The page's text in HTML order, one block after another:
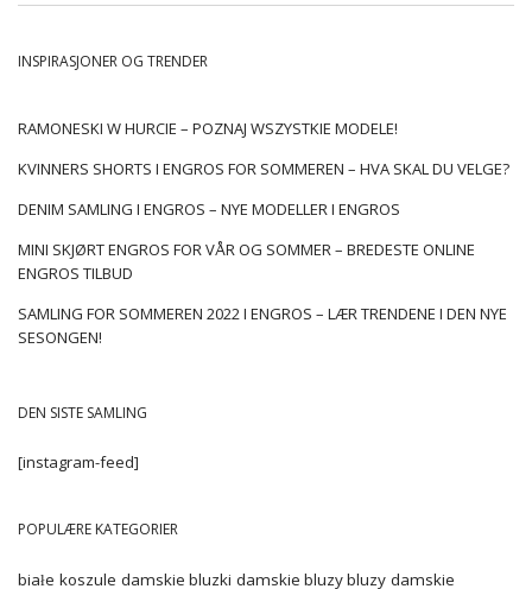
INSPIRASJONER OG TRENDER
RAMONESKI W HURCIE – POZNAJ WSZYSTKIE MODELE!
KVINNERS SHORTS I ENGROS FOR SOMMEREN – HVA SKAL DU VELGE?
DENIM SAMLING I ENGROS – NYE MODELLER I ENGROS
MINI SKJØRT ENGROS FOR VÅR OG SOMMER – BREDESTE ONLINE
ENGROS TILBUD
SAMLING FOR SOMMEREN 2022 I ENGROS – LÆR TRENDENE I DEN NYE
SESONGEN!
DEN SISTE SAMLING
[instagram-feed]
POPULÆRE KATEGORIER
białe koszule damskie bluzki damskie bluzybluzy damskie